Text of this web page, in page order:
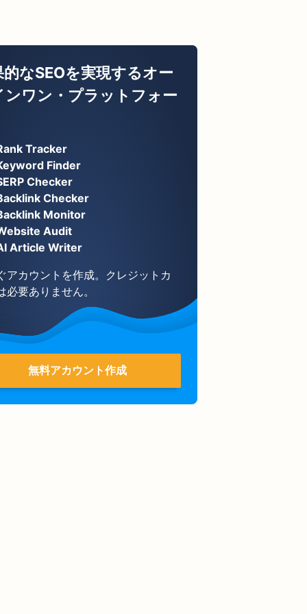
的なSEOを実現するオー
ンワン・プラットフォー
Tracker
Finder
Checker
Checker
Monitor
Audit
Article Writer
アカウントを作成。クレジットカ
必要ありません。
無料アカウント作成